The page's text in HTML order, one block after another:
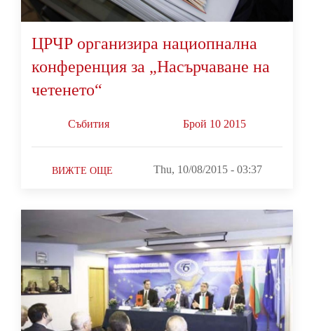
ЦРЧР организира нациопнална
конференция за „Насърчаване на
четенето“
Събития Брой 10 2015
ВИЖТЕ ОЩЕ Thu, 10/08/2015 - 03:37